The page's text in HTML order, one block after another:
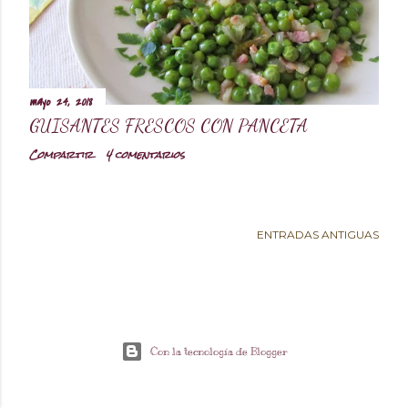
d
a
s
mayo 24, 2018
GUISANTES FRESCOS CON PANCETA
Compartir
4 comentarios
ENTRADAS ANTIGUAS
Con la tecnología de Blogger